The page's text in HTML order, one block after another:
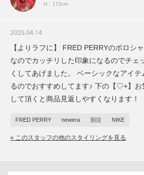
H：173cm
2025.04.14
【よりラフに】 FRED PERRYのポロシ
なのでカッチリした印象になるのでチェ
くしてあげました。 ベーシックなアイ
るのでおすすめしてます♪ 下の【♡+】お
して頂くと商品見返しやすくなります！
FRED PERRY newera 別注 NIKE
» このスタッフの他のスタイリングを見る